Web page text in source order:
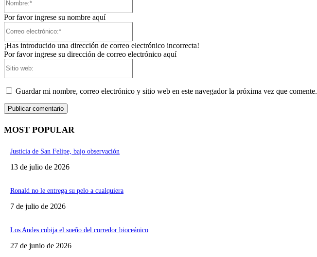
Por favor ingrese su nombre aquí
¡Has introducido una dirección de correo electrónico incorrecta!
Por favor ingrese su dirección de correo electrónico aquí
Guardar mi nombre, correo electrónico y sitio web en este navegador la próxima vez que comente.
MOST POPULAR
Justicia de San Felipe, bajo observación
13 de julio de 2026
Ronald no le entrega su pelo a cualquiera
7 de julio de 2026
Los Andes cobija el sueño del corredor bioceánico
27 de junio de 2026